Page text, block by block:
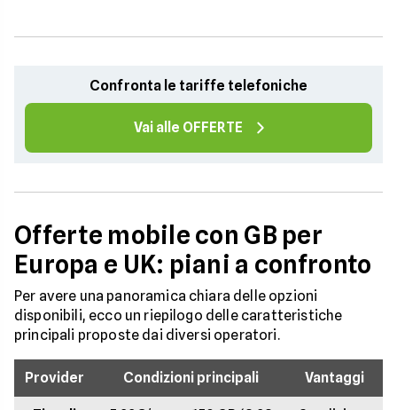
Confronta le tariffe telefoniche
Vai alle OFFERTE
Offerte mobile con GB per
Europa e UK: piani a confronto
Per avere una panoramica chiara delle opzioni
disponibili, ecco un riepilogo delle caratteristiche
principali proposte dai diversi operatori.
Provider Condizioni principali Vantaggi